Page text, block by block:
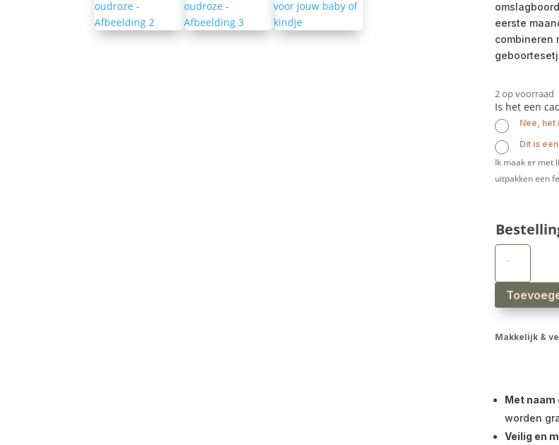
eerste
combineren
2 op voorraad
Is het een
Nee, het
Dit is
Ik maak er met
uitpakken een
Newborn
legging
aantal
Makkelijk &
Met naam
worden
Veilig en